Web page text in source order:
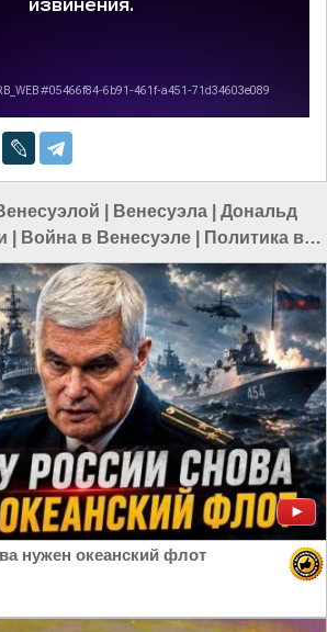
Венесуэла
Дональд
Война в Венесуэле
Политика в
нужен океанский флот